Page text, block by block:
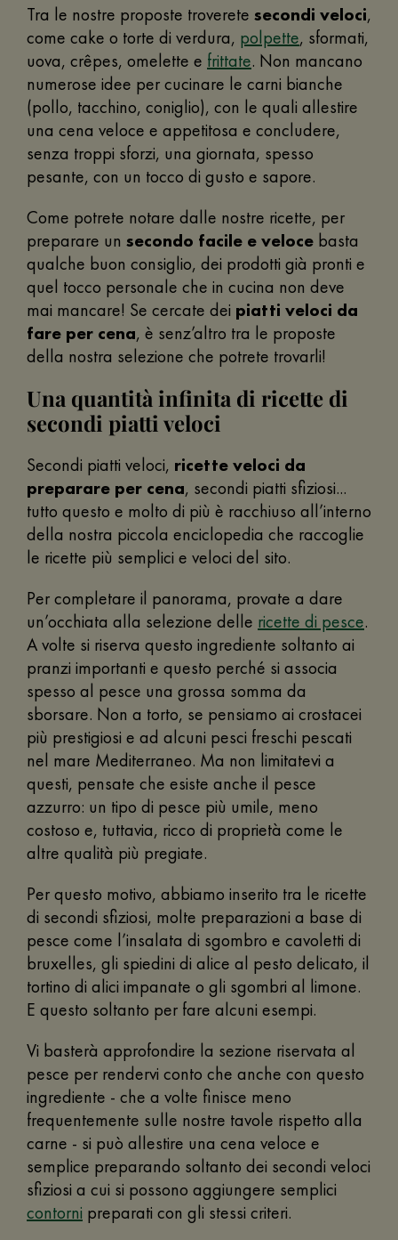
Tra le nostre proposte troverete secondi veloci,
come cake o torte di verdura, polpette, sformati,
uova, crêpes, omelette e frittate. Non mancano
numerose idee per cucinare le carni bianche
(pollo, tacchino, coniglio), con le quali allestire
una cena veloce e appetitosa e concludere,
senza troppi sforzi, una giornata, spesso
pesante, con un tocco di gusto e sapore.
Come potrete notare dalle nostre ricette, per
preparare un secondo facile e veloce basta
qualche buon consiglio, dei prodotti già pronti e
quel tocco personale che in cucina non deve
mai mancare! Se cercate dei piatti veloci da
fare per cena, è senz’altro tra le proposte
della nostra selezione che potrete trovarli!
Una quantità infinita di ricette di
secondi piatti veloci
Secondi piatti veloci, ricette veloci da
preparare per cena, secondi piatti sfiziosi...
tutto questo e molto di più è racchiuso all’interno
della nostra piccola enciclopedia che raccoglie
le ricette più semplici e veloci del sito.
Per completare il panorama, provate a dare
un’occhiata alla selezione delle ricette di pesce.
A volte si riserva questo ingrediente soltanto ai
pranzi importanti e questo perché si associa
spesso al pesce una grossa somma da
sborsare. Non a torto, se pensiamo ai crostacei
più prestigiosi e ad alcuni pesci freschi pescati
nel mare Mediterraneo. Ma non limitatevi a
questi, pensate che esiste anche il pesce
azzurro: un tipo di pesce più umile, meno
costoso e, tuttavia, ricco di proprietà come le
altre qualità più pregiate.
Per questo motivo, abbiamo inserito tra le ricette
di secondi sfiziosi, molte preparazioni a base di
pesce come l’insalata di sgombro e cavoletti di
bruxelles, gli spiedini di alice al pesto delicato, il
tortino di alici impanate o gli sgombri al limone.
E questo soltanto per fare alcuni esempi.
Vi basterà approfondire la sezione riservata al
pesce per rendervi conto che anche con questo
ingrediente - che a volte finisce meno
frequentemente sulle nostre tavole rispetto alla
carne - si può allestire una cena veloce e
semplice preparando soltanto dei secondi veloci
sfiziosi a cui si possono aggiungere semplici
contorni preparati con gli stessi criteri.